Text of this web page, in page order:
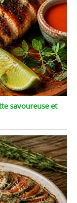
savoureuse et